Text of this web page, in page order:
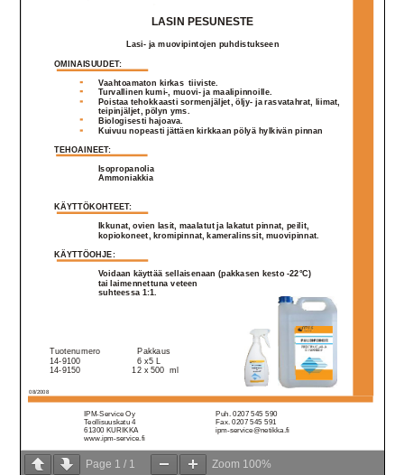
Page 1 / 1 Zoom 100%